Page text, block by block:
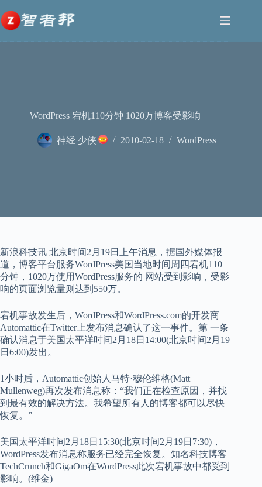
至
内
容
WordPress 宕机110分钟 1020万博客受影响
神经 少侠 2010-02-18 WordPress
新浪科技讯 北京时间2月19日上午消息，据国外媒体报
道，博客平台服务WordPress美国当地时间周四宕机110
分钟，1020万使用WordPress服务的 网站受到影响，受影
响的页面浏览量则达到550万。
宕机事故发生后，WordPress和WordPress.com的开发商
Automattic在Twitter上发布消息确认了这一事件。第 一条
确认消息于美国太平洋时间2月18日14:00(北京时间2月19
日6:00)发出。
1小时后，Automattic创始人马特·穆伦维格(Matt
Mullenweg)再次发布消息称：“我们正在检查原因，并找
到最有效的解决方法。我希望所有人的博客都可以尽快
恢复。”
美国太平洋时间2月18日15:30(北京时间2月19日7:30)，
WordPress发布消息称服务已经完全恢复。知名科技博客
TechCrunch和GigaOm在WordPress此次宕机事故中都受到
影响。(维金)